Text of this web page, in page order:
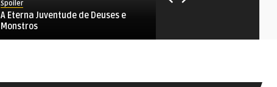
Spoiler
A Eterna Juventude de Deuses e
Monstros
Spoiler